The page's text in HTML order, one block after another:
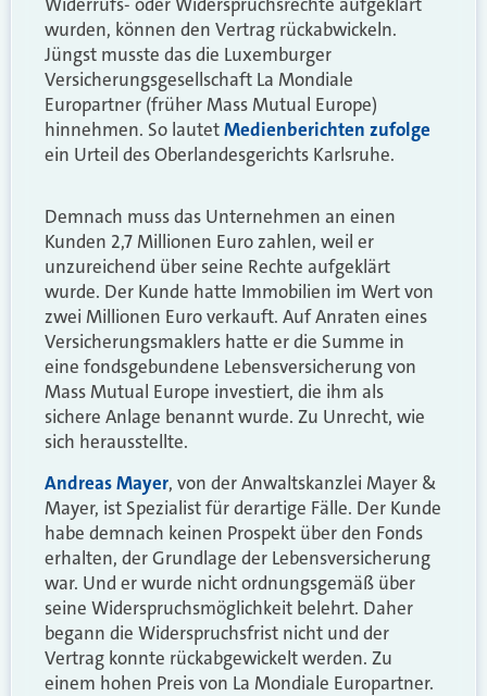
wurden, können den Vertrag rückabwickeln.
Jüngst musste das die Luxemburger
Versicherungsgesellschaft La Mondiale
Europartner (früher Mass Mutual Europe)
hinnehmen. So lautetMedienberichten zufolge
ein Urteil des Oberlandesgerichts Karlsruhe.
Demnach muss das Unternehmen an einen
Kunden 2,7 Millionen Euro zahlen, weil er
unzureichend über seine Rechte aufgeklärt
wurde. Der Kunde hatte Immobilien im Wert von
zwei Millionen Euro verkauft. Auf Anraten eines
Versicherungsmaklers hatte er die Summe in
eine fondsgebundene Lebensversicherung von
Mass Mutual Europe investiert, die ihm als
sichere Anlage benannt wurde. Zu Unrecht, wie
sich herausstellte.
Andreas Mayer, von der Anwaltskanzlei Mayer &
Mayer, ist Spezialist für derartige Fälle. Der Kunde
habe demnach keinen Prospekt über den Fonds
erhalten, der Grundlage der Lebensversicherung
war. Und er wurde nicht ordnungsgemäß über
seine Widerspruchsmöglichkeit belehrt. Daher
begann die Widerspruchsfrist nicht und der
Vertrag konnte rückabgewickelt werden. Zu
einem hohen Preis von La Mondiale Europartner.